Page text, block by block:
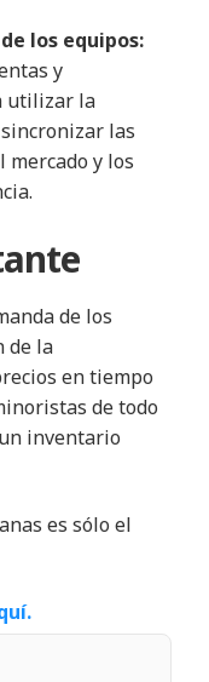
los equipos:
y
utilizar la
las
mercado y los
de los
de la
en tiempo
de todo
inventario
es sólo el